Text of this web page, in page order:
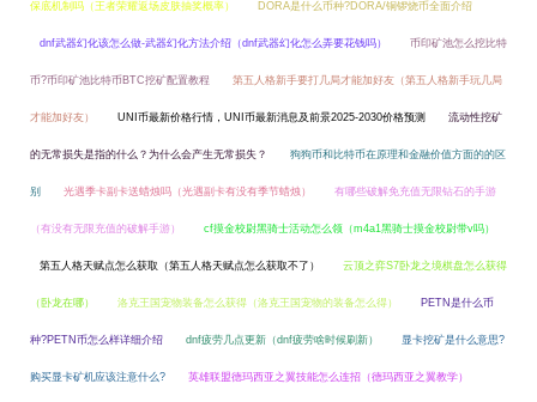
保底机制吗（王者荣耀返场皮肤抽奖概率） DORA是什么币种?DORA/铜锣烧币全面介绍
dnf武器幻化该怎么做-武器幻化方法介绍（dnf武器幻化怎么弄要花钱吗） 币印矿池怎么挖比特
币?币印矿池比特币BTC挖矿配置教程 第五人格新手要打几局才能加好友（第五人格新手玩几局
才能加好友） UNI币最新价格行情，UNI币最新消息及前景2025-2030价格预测 流动性挖矿
的无常损失是指的什么？为什么会产生无常损失？ 狗狗币和比特币在原理和金融价值方面的的区
别 光遇季卡副卡送蜡烛吗（光遇副卡有没有季节蜡烛） 有哪些破解免充值无限钻石的手游
（有没有无限充值的破解手游） cf摸金校尉黑骑士活动怎么领（m4a1黑骑士摸金校尉带v吗）
第五人格天赋点怎么获取（第五人格天赋点怎么获取不了） 云顶之弈S7卧龙之境棋盘怎么获得
（卧龙在哪） 洛克王国宠物装备怎么获得（洛克王国宠物的装备怎么得） PETN是什么币
种?PETN币怎么样详细介绍 dnf疲劳几点更新（dnf疲劳啥时候刷新） 显卡挖矿是什么意思?
购买显卡矿机应该注意什么? 英雄联盟德玛西亚之翼技能怎么连招（德玛西亚之翼教学）